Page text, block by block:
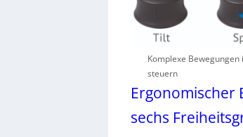
Komplexe
steuern
Ergonomischer
sechs